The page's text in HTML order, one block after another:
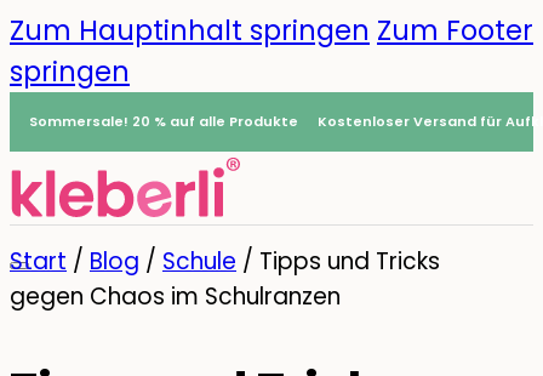
Zum Hauptinhalt springen Zum Footer
springen
Sommersale! 20 % auf alle Produkte Kostenloser Versand für
Start / Blog / Schule / Tipps und Tricks
gegen Chaos im Schulranzen